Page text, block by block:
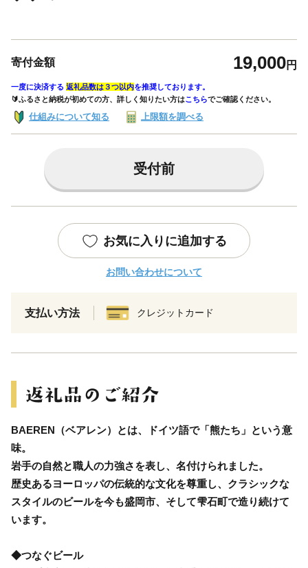
寄付金額 19,000円
一度に決済する 返礼品数は３つ以内を推奨しております。
🔰ふるさと納税が初めての方、詳しく知りたい方はこちらでご確認ください。
仕組みについて知る 上限額を調べる
受付前
お気に入りに追加する
お問い合わせについて
支払い方法 クレジットカード
BAEREN（ベアレン）とは、ドイツ語で「熊たち」という意
味。
岩手の自然と職人の力強さを表し、名付けられました。
歴史あるヨーロッパの伝統的な文化を尊重し、クラシックな
スタイルのビールを今も盛岡市、そして雫石町で造り続けて
います。
◆つなぐビール